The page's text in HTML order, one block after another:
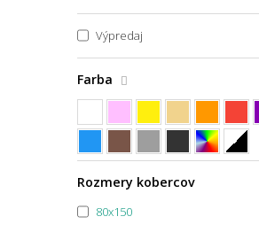
Výpredaj
Farba
Špecifikácia farby
Rozmery kobercov
80x150